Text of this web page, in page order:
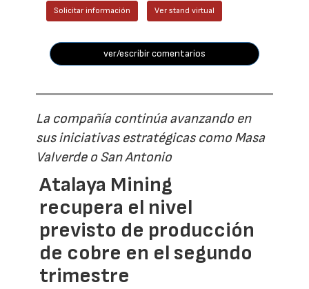
Solicitar información Ver stand virtual
ver/escribir comentarios
La compañía continúa avanzando en
sus iniciativas estratégicas como Masa
Valverde o San Antonio
Atalaya Mining
recupera el nivel
previsto de producción
de cobre en el segundo
trimestre